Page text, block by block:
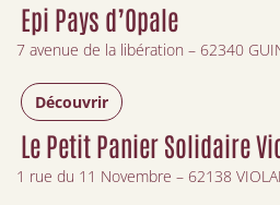
Epi Pays d’Opale
7 avenue de la libération – 62340
Découvrir
Le Petit Panier Solidaire
1 rue du 11 Novembre – 62138